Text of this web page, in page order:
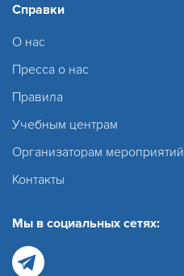
Справки
О нас
Пресса о нас
Правила
Учебным центрам
Организаторам мероприятий
Контакты
Мы в социальных сетях: